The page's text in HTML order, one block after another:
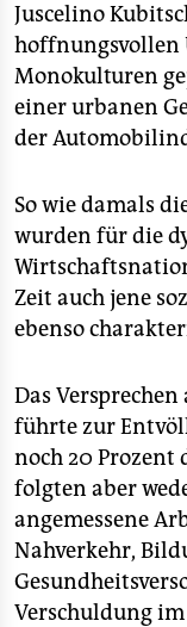
Juscelino
hoffnungsvollen
Monokulturen
einer urbanen
der
So wie damals
wurden für die
Zeit auch jene
ebenso
Das
führte zur
noch 20 Prozent
folgten aber
angemessene
Nahverkehr,
Verschuldung